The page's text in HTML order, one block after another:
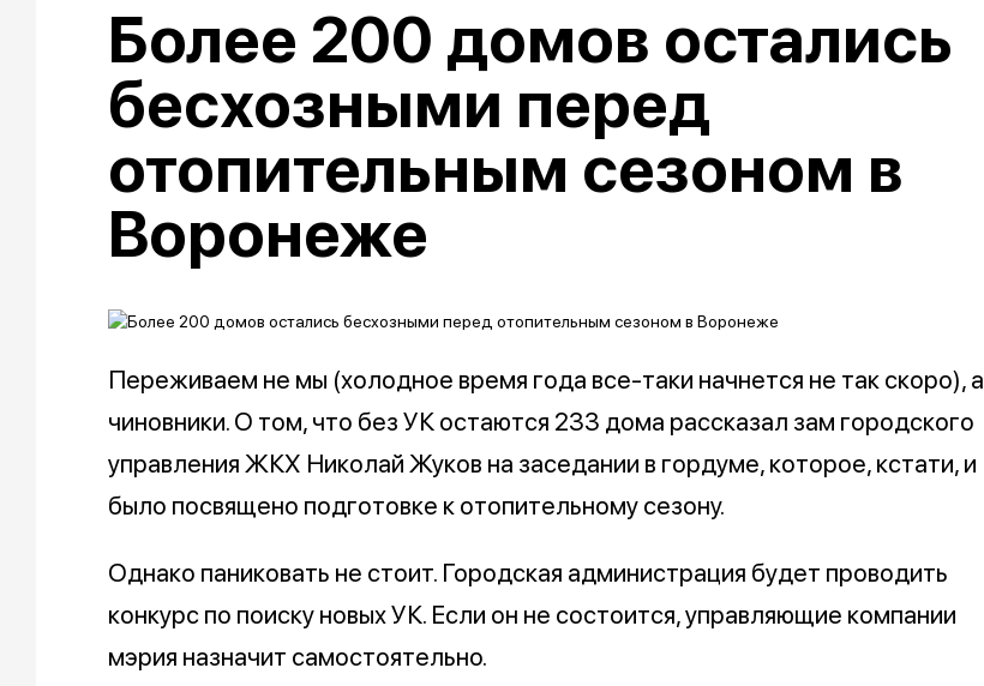
Более 200 домов остались
бесхозными перед
отопительным сезоном в
Воронеже
Переживаем не мы (холодное время года все-таки начнется не так скоро), а
чиновники. О том, что без УК остаются 233 дома рассказал зам городского
управления ЖКХ Николай Жуков на заседании в гордуме, которое, кстати, и
было посвящено подготовке к отопительному сезону.
Однако паниковать не стоит. Городская администрация будет проводить
конкурс по поиску новых УК. Если он не состоится, управляющие компании
мэрия назначит самостоятельно.